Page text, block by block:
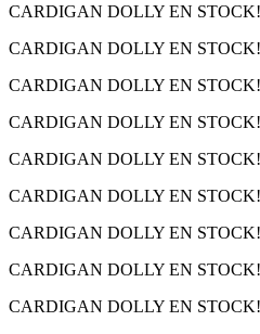
CARDIGAN DOLLY EN
CARDIGAN DOLLY EN
CARDIGAN DOLLY EN
CARDIGAN DOLLY EN
CARDIGAN DOLLY EN
CARDIGAN DOLLY EN
CARDIGAN DOLLY EN
CARDIGAN DOLLY EN
CARDIGAN DOLLY EN